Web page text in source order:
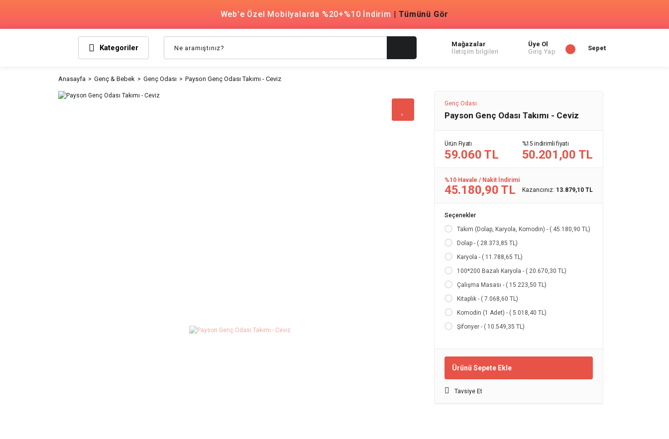
Web'e Özel Mobilyalarda %20+%10 İndirim |Tümünü Gör
Kategoriler
Mağazalar
İletişim bilgileri
Üye Ol
Giriş Yap
Sepet
Anasayfa Genç & Bebek Genç Odası Payson Genç Odası Takımı - Ceviz
Genç Odası
Payson Genç Odası Takımı - Ceviz
Ürün Fiyatı
59.060 TL
%15 indirimli fiyatı
50.201,00 TL
%10 Havale / Nakit İndirimi
45.180,90 TL Kazancınız: 13.879,10 TL
Seçenekler
Takım (Dolap, Karyola, Komodin) - ( 45.180,90 TL)
Dolap - ( 28.373,85 TL)
Karyola - ( 11.788,65 TL)
100*200 Bazalı Karyola - ( 20.670,30 TL)
Çalışma Masası - ( 15.223,50 TL)
Kitaplık - ( 7.068,60 TL)
Komodin (1 Adet) - ( 5.018,40 TL)
Şifonyer - ( 10.549,35 TL)
Ürünü Sepete Ekle
Tavsiye Et